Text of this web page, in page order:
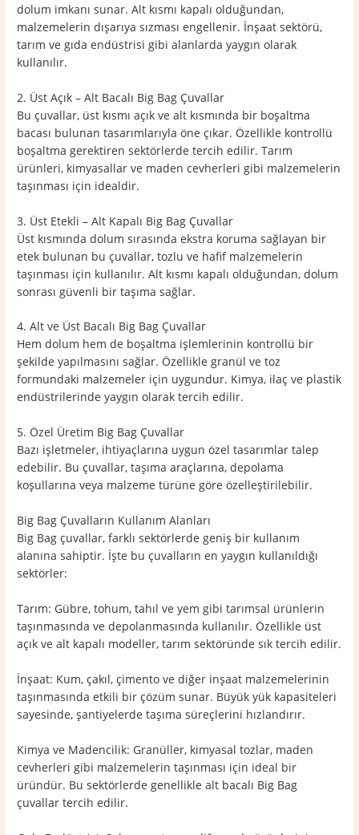
dolum imkanı sunar. Alt kısmı kapalı olduğundan,
malzemelerin dışarıya sızması engellenir. İnşaat sektörü,
tarım ve gıda endüstrisi gibi alanlarda yaygın olarak
kullanılır.
2. Üst Açık – Alt Bacalı Big Bag Çuvallar
Bu çuvallar, üst kısmı açık ve alt kısmında bir boşaltma
bacası bulunan tasarımlarıyla öne çıkar. Özellikle kontrollü
boşaltma gerektiren sektörlerde tercih edilir. Tarım
ürünleri, kimyasallar ve maden cevherleri gibi malzemelerin
taşınması için idealdir.
3. Üst Etekli – Alt Kapalı Big Bag Çuvallar
Üst kısmında dolum sırasında ekstra koruma sağlayan bir
etek bulunan bu çuvallar, tozlu ve hafif malzemelerin
taşınması için kullanılır. Alt kısmı kapalı olduğundan, dolum
sonrası güvenli bir taşıma sağlar.
4. Alt ve Üst Bacalı Big Bag Çuvallar
Hem dolum hem de boşaltma işlemlerinin kontrollü bir
şekilde yapılmasını sağlar. Özellikle granül ve toz
formundaki malzemeler için uygundur. Kimya, ilaç ve plastik
endüstrilerinde yaygın olarak tercih edilir.
5. Özel Üretim Big Bag Çuvallar
Bazı işletmeler, ihtiyaçlarına uygun özel tasarımlar talep
edebilir. Bu çuvallar, taşıma araçlarına, depolama
koşullarına veya malzeme türüne göre özelleştirilebilir.
Big Bag Çuvalların Kullanım Alanları
Big Bag çuvallar, farklı sektörlerde geniş bir kullanım
alanına sahiptir. İşte bu çuvalların en yaygın kullanıldığı
sektörler:
Tarım: Gübre, tohum, tahıl ve yem gibi tarımsal ürünlerin
taşınmasında ve depolanmasında kullanılır. Özellikle üst
açık ve alt kapalı modeller, tarım sektöründe sık tercih edilir.
İnşaat: Kum, çakıl, çimento ve diğer inşaat malzemelerinin
taşınmasında etkili bir çözüm sunar. Büyük yük kapasiteleri
sayesinde, şantiyelerde taşıma süreçlerini hızlandırır.
Kimya ve Madencilik: Granüller, kimyasal tozlar, maden
cevherleri gibi malzemelerin taşınması için ideal bir
üründür. Bu sektörlerde genellikle alt bacalı Big Bag
çuvallar tercih edilir.